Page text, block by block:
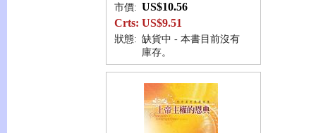
市價: US$10.56
Crts: US$9.51
狀態: 缺貨中 - 本書目前沒有
庫存。